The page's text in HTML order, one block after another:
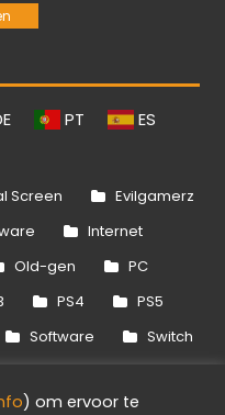
PT ES
Screen
Evilgamerz
Internet
Old-gen
PC
PS4
PS5
Software
Switch
Xbox Series
) om ervoor te